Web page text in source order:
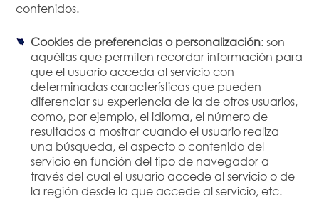
contenidos.
Cookies de preferencias o personalización: son
aquéllas que permiten recordar información para
que el usuario acceda al servicio con
determinadas características que pueden
diferenciar su experiencia de la de otros usuarios,
como, por ejemplo, el idioma, el número de
resultados a mostrar cuando el usuario realiza
una búsqueda, el aspecto o contenido del
servicio en función del tipo de navegador a
través del cual el usuario accede al servicio o de
la región desde la que accede al servicio, etc.